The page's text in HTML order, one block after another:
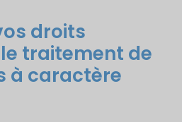
droits
traitement de
à caractère